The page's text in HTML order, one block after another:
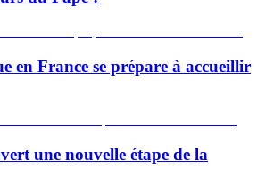
en France se prépare à accueillir
une nouvelle étape de la